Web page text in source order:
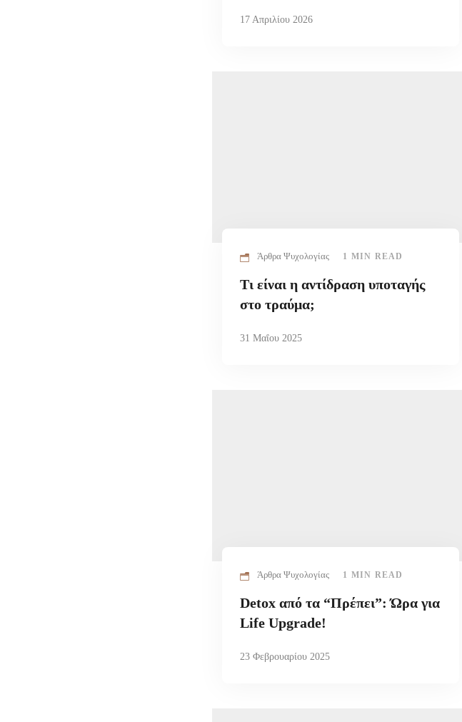
17 Απριλίου 2026
Άρθρα Ψυχολογίας 1 MIN READ
Τι είναι η αντίδραση υποταγής
στο τραύμα;
31 Μαΐου 2025
Άρθρα Ψυχολογίας 1 MIN READ
Detox από τα “Πρέπει”: Ώρα για
Life Upgrade!
23 Φεβρουαρίου 2025